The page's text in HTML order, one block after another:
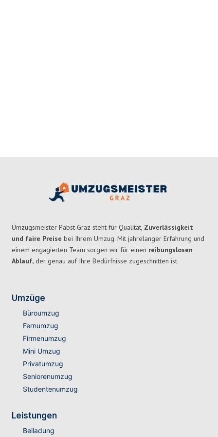
Umzugsmeister Pabst Graz steht für Qualität, Zuverlässigkeit
und faire Preise bei Ihrem Umzug. Mit jahrelanger Erfahrung und
einem engagierten Team sorgen wir für einen reibungslosen
Ablauf, der genau auf Ihre Bedürfnisse zugeschnitten ist.
Umzüge
Büroumzug
Fernumzug
Firmenumzug
Mini Umzug
Privatumzug
Seniorenumzug
Studentenumzug
Leistungen
Beiladung